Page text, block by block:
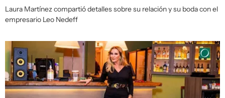
Laura Martínez compartió detalles sobre su relación y su boda con el
empresario Leo Nedeff